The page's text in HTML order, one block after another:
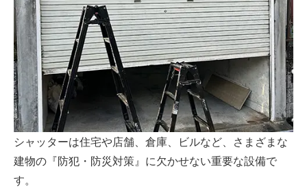
シャッターは住宅や店舗、倉庫、ビルなど、さまざまな
建物の『防犯・防災対策』に欠かせない重要な設備で
す。